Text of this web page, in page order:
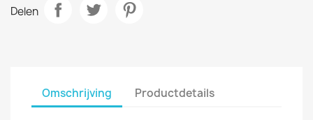
Delen
Omschrijving Productdetails